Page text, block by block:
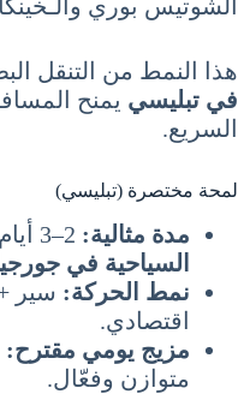
الشوتيس بوري
هذا النمط من التنقل
في تبليسي يمنح
السريع.
لمحة مختصرة (تبليسي)
مدة مثالية:
السياحية في
نمط الحركة: سير
اقتصادي.
مزيج يومي مقترح:
متوازن وفعّال.